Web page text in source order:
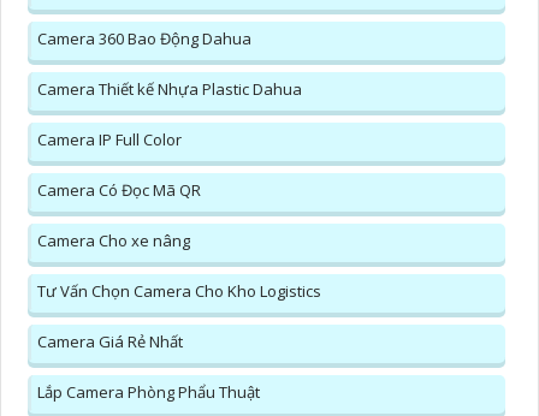
Camera 360 Bao Động Dahua
Camera Thiết kế Nhựa Plastic Dahua
Camera IP Full Color
Camera Có Đọc Mã QR
Camera Cho xe nâng
Tư Vấn Chọn Camera Cho Kho Logistics
Camera Giá Rẻ Nhất
Lắp Camera Phòng Phẩu Thuật